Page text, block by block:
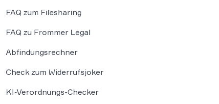
FAQ zum Filesharing
FAQ zu Frommer Legal
Abfindungsrechner
Check zum Widerrufsjoker
KI-Verordnungs-Checker